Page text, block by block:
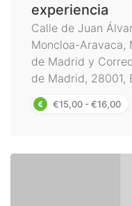
experiencia
Calle de Juan
Moncloa-Aravaca,
de Madrid y
de Madrid, 28001,
€15,00 - €16,00